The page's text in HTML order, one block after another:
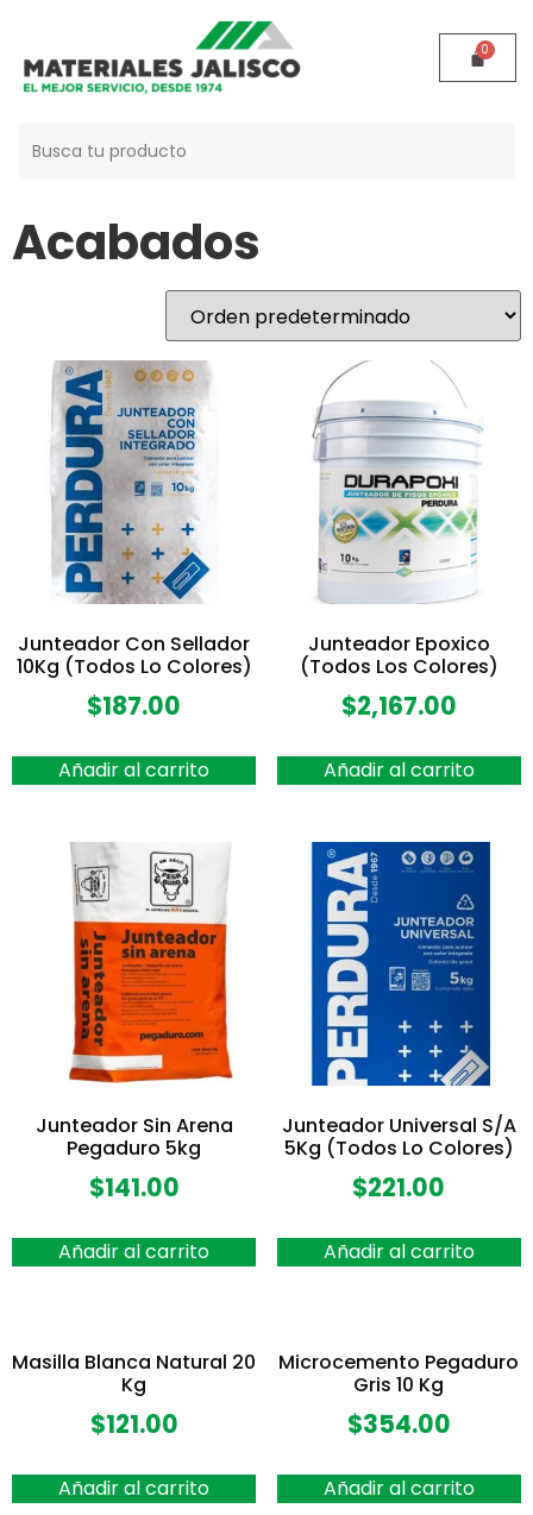
Acabados
Junteador Con Sellador
10Kg (Todos Lo Colores)
$187.00
Añadir al carrito
Junteador Epoxico
(Todos Los Colores)
$2,167.00
Añadir al carrito
Junteador Sin Arena
Pegaduro 5kg
$141.00
Añadir al carrito
Junteador Universal S/A
5Kg (Todos Lo Colores)
$221.00
Añadir al carrito
Masilla Blanca Natural 20
Kg
$121.00
Añadir al carrito
Microcemento Pegaduro
Gris 10 Kg
$354.00
Añadir al carrito